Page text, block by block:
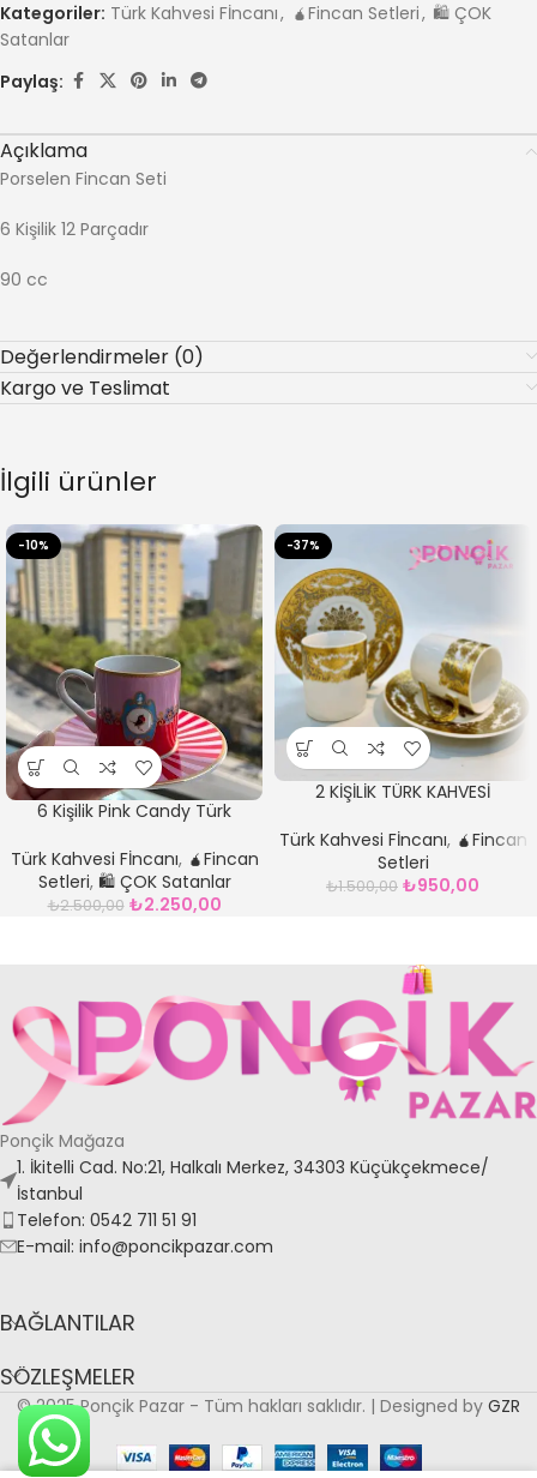
Kategoriler: Türk Kahvesi Fİncanı, 🧉Fincan Setleri, 🛍️ ÇOK
Satanlar
Paylaş:
Açıklama
Porselen Fincan Seti
6 Kişilik 12 Parçadır
90 cc
Değerlendirmeler (0)
Kargo ve Teslimat
İlgili ürünler
-10%
6 Kişilik Pink Candy Türk
Türk Kahvesi Fİncanı, 🧉Fincan
Setleri, 🛍️ ÇOK Satanlar
₺2.500,00 ₺2.250,00
-37%
2 KİŞİLİK TÜRK KAHVESİ
Türk Kahvesi Fİncanı, 🧉Fincan
Setleri
₺1.500,00 ₺950,00
Ponçik Mağaza
1. İkitelli Cad. No:21, Halkalı Merkez, 34303 Küçükçekmece/
İstanbul
Telefon: 0542 711 51 91
E-mail: info@poncikpazar.com
BAĞLANTILAR
SÖZLEŞMELER
© 2025 Ponçik Pazar - Tüm hakları saklıdır. | Designed by GZR